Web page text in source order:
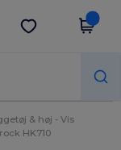
Hent app
& høj - Vis
HK710